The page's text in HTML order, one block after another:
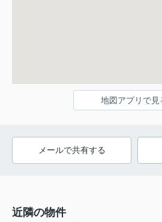
地図アプリで見
メールで共有する
近隣の物件